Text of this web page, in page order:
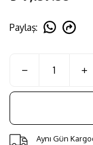
Paylaş:
Aynı Gün